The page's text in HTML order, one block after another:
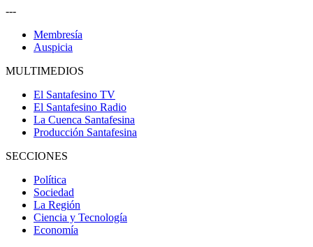
---
Membresía
Auspicia
MULTIMEDIOS
El Santafesino TV
El Santafesino Radio
La Cuenca Santafesina
Producción Santafesina
SECCIONES
Política
Sociedad
La Región
Ciencia y Tecnología
Economía